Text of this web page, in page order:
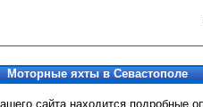
Моторные яхты в Севастополе
сайта находится подробные